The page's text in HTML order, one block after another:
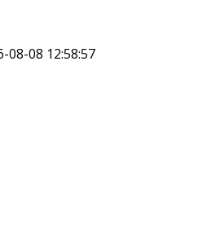
08-08 12:58:57